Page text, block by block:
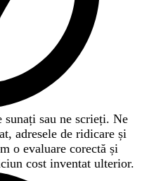
sunați sau ne scrieți. Ne
adresele de ridicare și
o evaluare corectă și
cost inventat ulterior.